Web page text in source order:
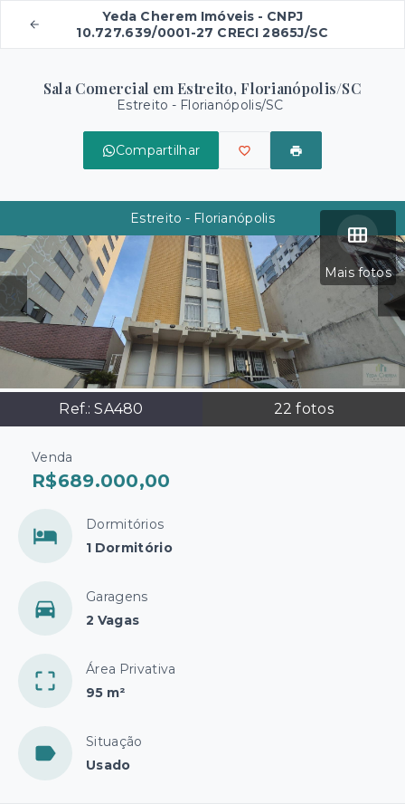
Yeda Cherem Imóveis - CNPJ
10.727.639/0001-27 CRECI 2865J/SC
Sala Comercial em Estreito, Florianópolis/SC
Estreito - Florianópolis/SC
Compartilhar
Mais fotos
Ref.:SA480 22 fotos
Estreito - Florianópolis
Venda
R$689.000,00
Dormitórios
1 Dormitório
Garagens
2 Vagas
Área Privativa
95 m²
Situação
Usado